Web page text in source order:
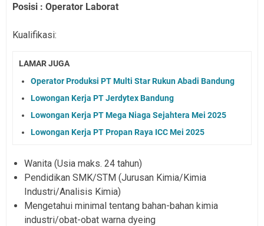
Posisi : Operator Laborat
Kualifikasi:
LAMAR JUGA
Operator Produksi PT Multi Star Rukun Abadi Bandung
Lowongan Kerja PT Jerdytex Bandung
Lowongan Kerja PT Mega Niaga Sejahtera Mei 2025
Lowongan Kerja PT Propan Raya ICC Mei 2025
Wanita (Usia maks. 24 tahun)
Pendidikan SMK/STM (Jurusan Kimia/Kimia
Industri/Analisis Kimia)
Mengetahui minimal tentang bahan-bahan kimia
industri/obat-obat warna dyeing